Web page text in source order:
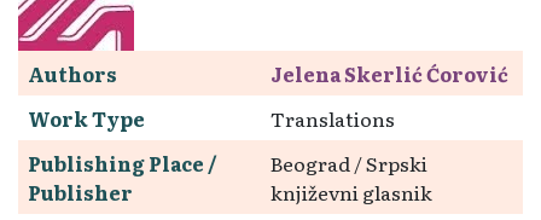
Authors
Jelena Skerlić Ćorović
Work Type
Translations
Publishing Place /
Publisher
Beograd / Srpski
književni glasnik